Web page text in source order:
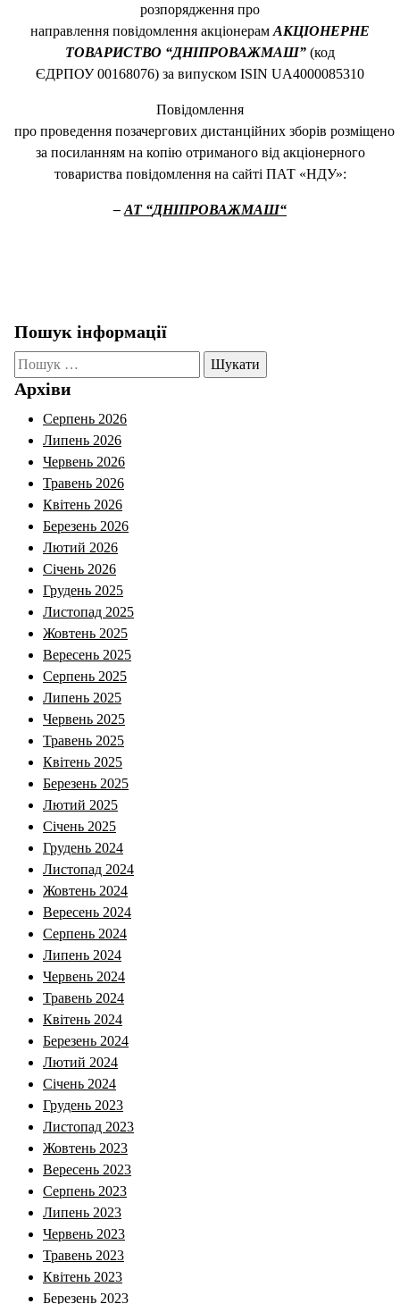
розпорядження про
направлення повідомлення акціонерам АКЦІОНЕРНЕ
ТОВАРИСТВО “ДНІПРОВАЖМАШ” (код
ЄДРПОУ 00168076) за випуском ISIN UA4000085310
Повідомлення
про проведення позачергових дистанційних зборів розміщено
за посиланням на копію отриманого від акціонерного
товариства повідомлення на сайті ПАТ «НДУ»:
– АТ “ДНІПРОВАЖМАШ“
Пошук інформації
Пошук:
Архіви
Серпень 2026
Липень 2026
Червень 2026
Травень 2026
Квітень 2026
Березень 2026
Лютий 2026
Січень 2026
Грудень 2025
Листопад 2025
Жовтень 2025
Вересень 2025
Серпень 2025
Липень 2025
Червень 2025
Травень 2025
Квітень 2025
Березень 2025
Лютий 2025
Січень 2025
Грудень 2024
Листопад 2024
Жовтень 2024
Вересень 2024
Серпень 2024
Липень 2024
Червень 2024
Травень 2024
Квітень 2024
Березень 2024
Лютий 2024
Січень 2024
Грудень 2023
Листопад 2023
Жовтень 2023
Вересень 2023
Серпень 2023
Липень 2023
Червень 2023
Травень 2023
Квітень 2023
Березень 2023